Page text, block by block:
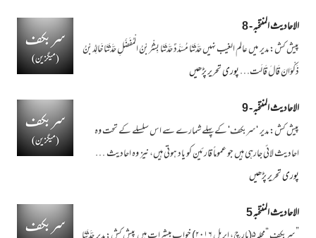
الاحادیث المنتخبہ - 8
پیش کش: مدیر میں عالم الغیب نہیں حَدَّثَنَا مُسَدَّدٌ حَدَّثَنَا بِشْرُ بْنُ الْمُفَضَّلِ حَدَّثَنَا خَالِدُ بْنُ
ذَکْوَانَ قَالَ قَالَت…پوری تحریر پڑھیں
الاحادیث المنتخبہ - 9
پیش کش: مدیر 'سربکف' کے پہلے شمارے سے اس سلسلے کے تحت وہ
احادیث لائی جارہی ہیں جو عموماً قارئین کو یاد ہوتی ہیں، نیز وہ احادیث …
پوری تحریر پڑھیں
الاحادیث المنتخبہ 5